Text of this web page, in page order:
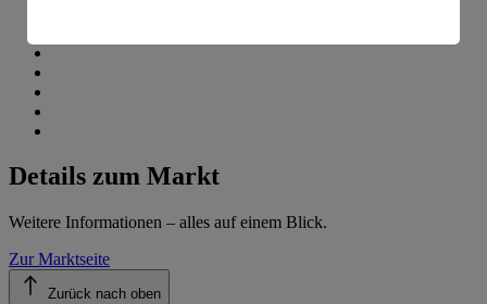
Details zum Markt
Weitere Informationen – alles auf einem Blick.
Zur Marktseite
Zurück nach oben
Informationen zum Herausgeber der Seite findest du